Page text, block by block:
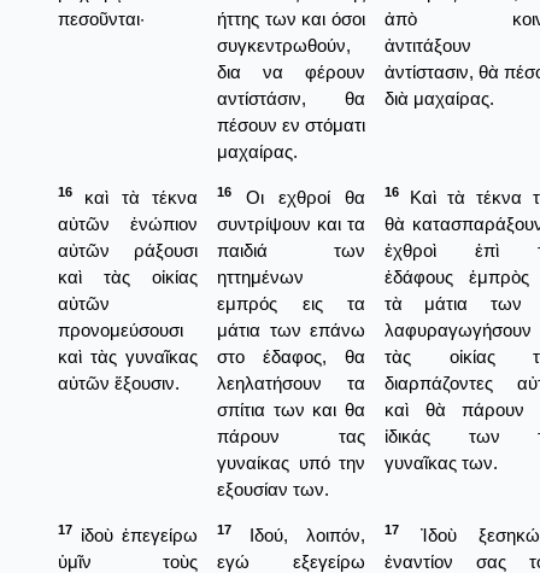
πεσοῦνται·
ήττης των και όσοι
συγκεντρωθούν,
δια να φέρουν
αντίστάσιν, θα
πέσουν εν στόματι
μαχαίρας.
ἀπὸ
ἀντιτάξουν
ἀντίστασιν, θὰ
διὰ μαχαίρας.
16
καὶ τὰ τέκνα
αὐτῶν ἐνώπιον
αὐτῶν ράξουσι
καὶ τὰς οἰκίας
αὐτῶν
προνομεύσουσι
καὶ τὰς γυναῖκας
αὐτῶν ἕξουσιν.
16
Οι εχθροί θα
συντρίψουν και τα
παιδιά των
ηττημένων
εμπρός εις τα
μάτια των επάνω
στο έδαφος, θα
λεηλατήσουν τα
σπίτια των και θα
πάρουν τας
γυναίκας υπό την
εξουσίαν των.
16
Καὶ τὰ τέκνα
θὰ
ἐχθροὶ ἐπὶ
ἐδάφους ἐμπρὸς
τὰ μάτια των
τὰς οἰκίας
διαρπάζοντες
καὶ θὰ πάρουν
ἰδικάς των
γυναῖκας των.
17
ἰδοὺ ἐπεγείρω
ὑμῖν τοὺς
17
Ιδού, λοιπόν,
εγώ εξεγείρω
17
Ἰδοὺ
ἐναντίον σας